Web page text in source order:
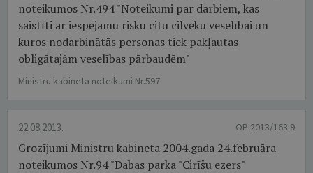
noteikumos Nr.494 "Noteikumi par darbiem, kas
saistīti ar iespējamu risku citu cilvēku veselībai un
kuros nodarbinātās personas tiek pakļautas
obligātajām veselības pārbaudēm"
Ministru kabineta noteikumi Nr.597
22.08.2013. OP 2013/163.9
Grozījumi Ministru kabineta 2004.gada 24.februāra
noteikumos Nr.94 "Dabas parka "Cirīšu ezers"